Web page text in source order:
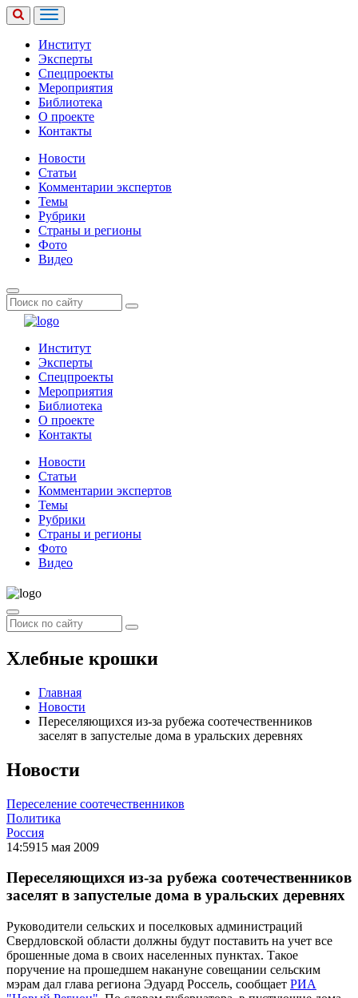
Институт
Эксперты
Спецпроекты
Мероприятия
Библиотека
О проекте
Контакты
Новости
Статьи
Комментарии экспертов
Темы
Рубрики
Страны и регионы
Фото
Видео
Институт
Эксперты
Спецпроекты
Мероприятия
Библиотека
О проекте
Контакты
Новости
Статьи
Комментарии экспертов
Темы
Рубрики
Страны и регионы
Фото
Видео
Хлебные крошки
Главная
Новости
Переселяющихся из-за рубежа соотечественников
заселят в запустелые дома в уральских деревнях
Новости
Переселение соотечественников
Политика
Россия
14:5915 мая 2009
Переселяющихся из-за рубежа соотечественников
заселят в запустелые дома в уральских деревнях
Руководители сельских и поселковых администраций
Свердловской области должны будут поставить на учет все
брошенные дома в своих населенных пунктах. Такое
поручение на прошедшем накануне совещании сельским
мэрам дал глава региона Эдуард Россель, сообщает РИА